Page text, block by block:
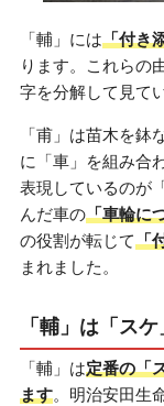
「輔」には「付き
ります。これらの
字を分解して見て
「甫」は苗木を
に「車」を組み合
表現しているのが
んだ車の「車輪に
の役割が転じて「
まれました。
「輔」は「ス
「輔」は定番の「
ます。明治安田生